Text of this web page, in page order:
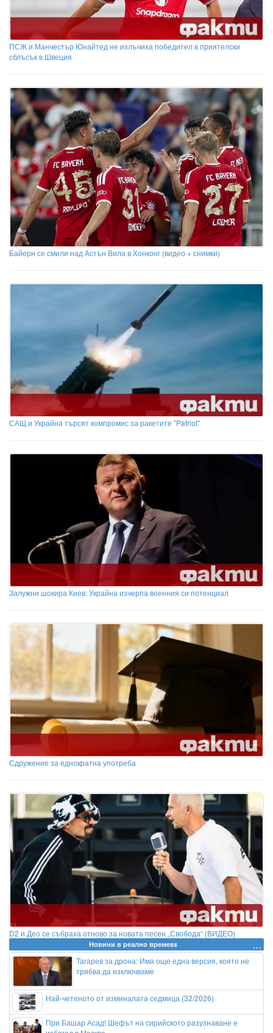
ПСЖ и Манчестър Юнайтед не излъчиха победител в приятелски
сблъсък в Швеция
Байерн се смили над Астън Вила в Хонконг (видео + снимки)
САЩ и Украйна търсят компромис за ракетите "Patriot"
Залужни шокира Киев: Украйна изчерпа военния си потенциал
Сдружение за еднократна употреба
D2 и Део се събраха отново за новата песен „Свобода“ (ВИДЕО)
Новини в реално времеss
Тагарев за дрона: Има още една версия, която не
трябва да изключваме
Най-четеното от изминалата седмица (32/2026)
При Башар Асад! Шефът на сирийското разузнаване е